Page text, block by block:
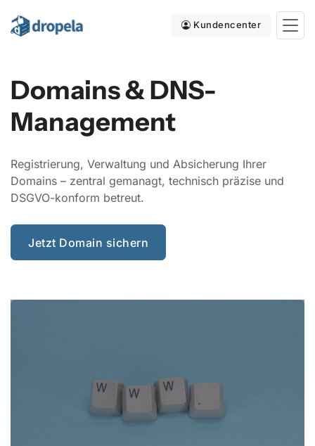
Kundencenter
Domains & DNS-
Management
Registrierung, Verwaltung und Absicherung Ihrer
Domains – zentral gemanagt, technisch präzise und
DSGVO-konform betreut.
Jetzt Domain sichern